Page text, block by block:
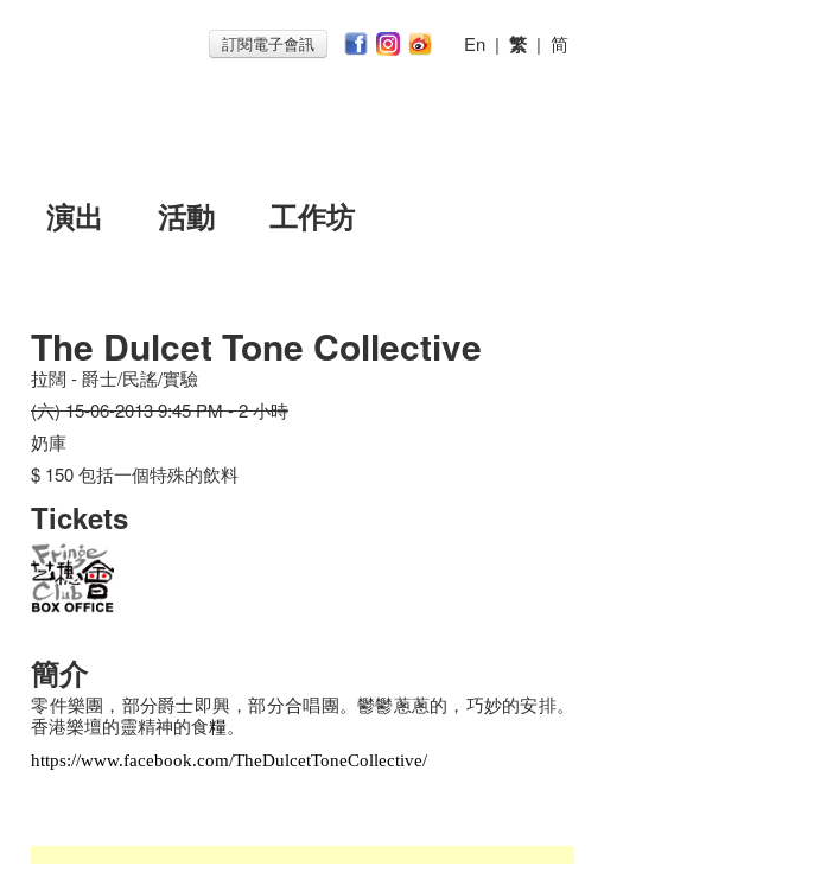
訂閱電子會訊 En | 繁 | 简
演出 活動
工作坊
The Dulcet Tone Collective
拉闊 - 爵士/民謠/實驗
(六) 15-06-2013 9:45 PM - 2 小時
奶庫
$ 150 包括一個特殊的飲料
Tickets
簡介
零件樂團，部分爵士即興，部分合唱團。鬱鬱蔥蔥的，巧妙的安排。
香港樂壇的靈精神的食糧。
https://www.facebook.com/TheDulcetToneCollective/